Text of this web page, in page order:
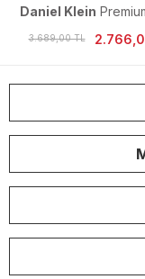
Daniel Klein
Model Dolamalı Kadın
3.689,00 TL